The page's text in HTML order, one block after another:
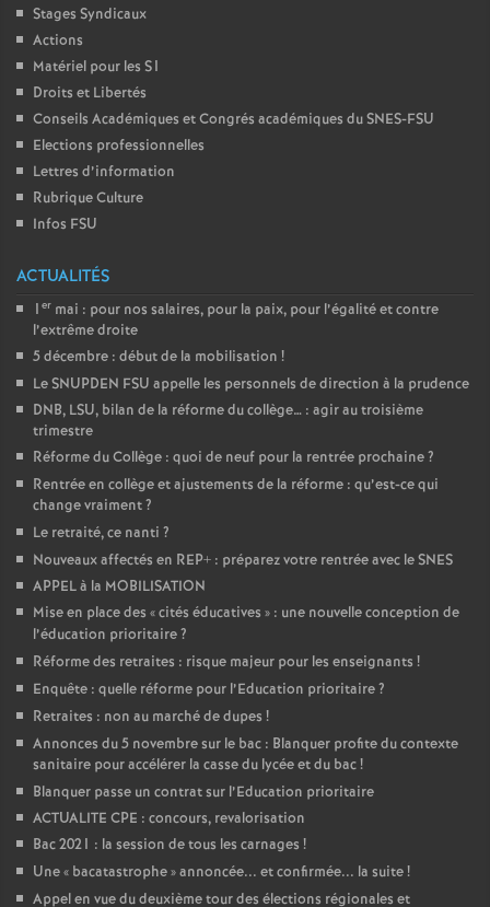
Stages Syndicaux
Actions
Matériel pour les S1
Droits et Libertés
Conseils Académiques et Congrés académiques du SNES-FSU
Elections professionnelles
Lettres d’information
Rubrique Culture
Infos FSU
ACTUALITÉS
1 er mai : pour nos salaires, pour la paix, pour l’égalité et contre
l’extrême droite
5 décembre : début de la mobilisation !
Le SNUPDEN FSU appelle les personnels de direction à la prudence
DNB, LSU, bilan de la réforme du collège… : agir au troisième
trimestre
Réforme du Collège : quoi de neuf pour la rentrée prochaine?
Rentrée en collège et ajustements de la réforme : qu’est-ce qui
change vraiment?
Le retraité, ce nanti ?
Nouveaux affectés en REP+ : préparez votre rentrée avec le SNES
APPEL à la MOBILISATION
Mise en place des «cités éducatives » : une nouvelle conception de
l’éducation prioritaire?
Réforme des retraites : risque majeur pour les enseignants !
Enquête : quelle réforme pour l’Education prioritaire?
Retraites : non au marché de dupes !
Annonces du 5 novembre sur le bac : Blanquer profite du contexte
sanitaire pour accélérer la casse du lycée et du bac!
Blanquer passe un contrat sur l’Education prioritaire
ACTUALITE CPE : concours, revalorisation
Bac 2021 : la session de tous les carnages !
Une « bacatastrophe» annoncée... et confirmée... la suite!
Appel en vue du deuxième tour des élections régionales et